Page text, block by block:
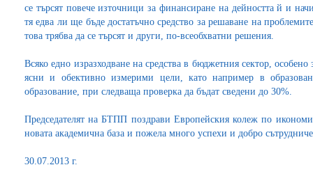
се търсят повече източници за финансиране на дейността й и
тя едва ли ще бъде достатъчно средство за решаване на
това трябва да се търсят и други, по-всеобхватни решения.
Всяко едно изразходване на средства в бюджетния сектор,
ясни и обективно измерими цели, като например в
образование, при следваща проверка да бъдат сведени до 30%.
Председателят на БТПП поздрави Европейския колеж по
новата академична база и пожела много успехи и добро
30.07.2013 г.